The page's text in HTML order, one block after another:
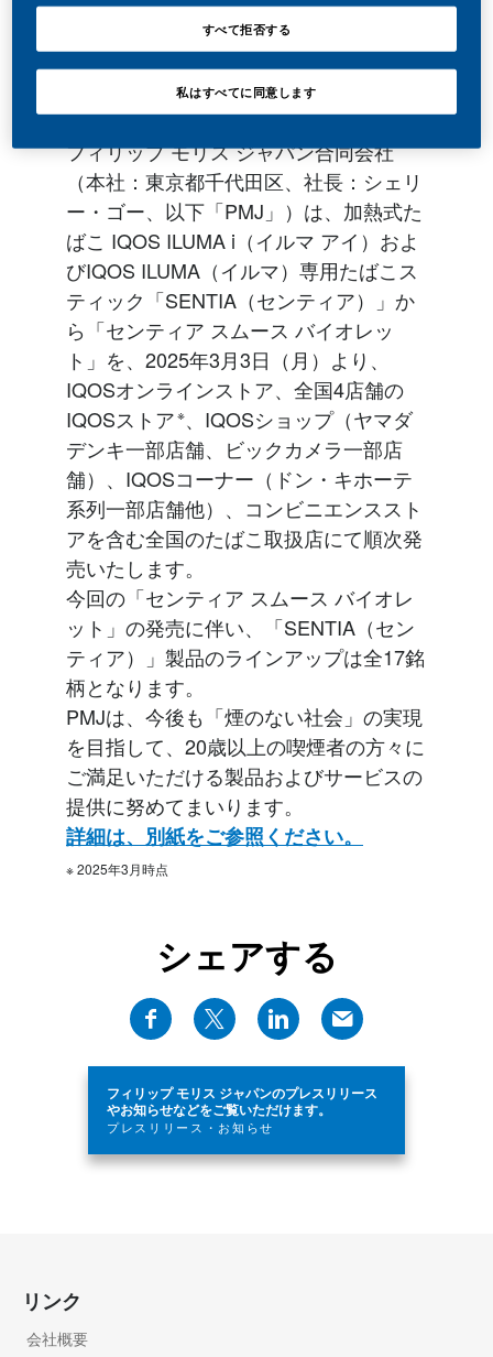
フィリップ モリス ジャパン合同会社
（本社：東京都千代田区、社長：シェリ
ー・ゴー、以下「PMJ」）は、加熱式た
ばこ IQOS ILUMA i（イルマ アイ）およ
びIQOS ILUMA（イルマ）専用たばこス
ティック「SENTIA（センティア）」か
ら「センティア スムース バイオレッ
ト」を、2025年3月3日（月）より、
IQOSオンラインストア、全国4店舗の
IQOSストア※、IQOSショップ（ヤマダ
デンキ一部店舗、ビックカメラ一部店
舗）、IQOSコーナー（ドン・キホーテ
系列一部店舗他）、コンビニエンススト
アを含む全国のたばこ取扱店にて順次発
売いたします。
今回の「センティア スムース バイオレ
ット」の発売に伴い、「SENTIA（セン
ティア）」製品のラインアップは全17銘
柄となります。
PMJは、今後も「煙のない社会」の実現
を目指して、20歳以上の喫煙者の方々に
ご満足いただける製品およびサービスの
提供に努めてまいります。
詳細は、別紙をご参照ください。
※ 2025年3月時点
シェアする
フィリップ モリス ジャパンのプレスリリース
やお知らせなどをご覧いただけます。
プレスリリース・お知らせ
リンク
会社概要
すべて拒否する
私はすべてに同意します